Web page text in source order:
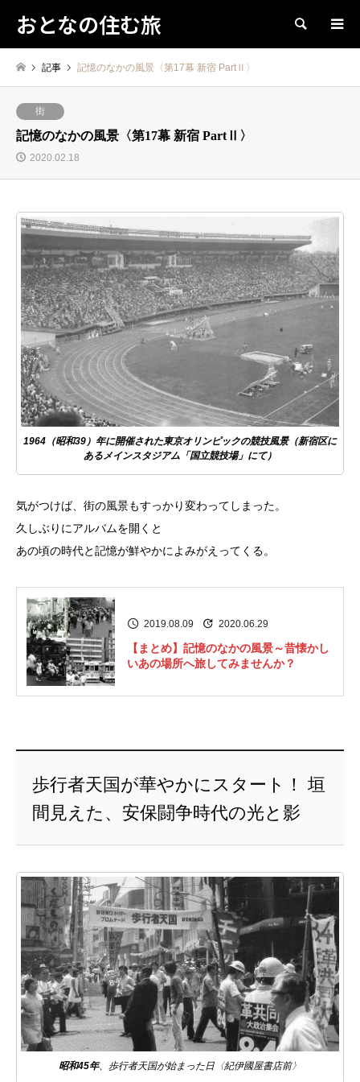
おとなの住む旅 検索
記事 記憶のなかの風景〈第17幕 新宿 PartⅡ〉
街
記憶のなかの風景〈第17幕 新宿 PartⅡ〉
2020.02.18
1964（昭和39）年に開催された東京オリンピックの競技風景（新宿区に
あるメインスタジアム「国立競技場」にて）
気がつけば、街の風景もすっかり変わってしまった。
久しぶりにアルバムを開くと
あの頃の時代と記憶が鮮やかによみがえってくる。
2019.08.09 2020.06.29
【まとめ】記憶のなかの風景～昔懐かし
いあの場所へ旅してみませんか？
歩行者天国が華やかにスタート！ 垣
間見えた、安保闘争時代の光と影
昭和45年、歩行者天国が始まった日〈紀伊國屋書店前〉